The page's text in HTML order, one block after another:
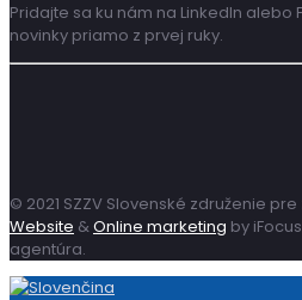
Pridajte sa ku nám na LinkedIn alebo
novinky priamo z prvej ruky.
© 2021 SZZV Slovenské združenie
Website &Online marketing by
agentúra.